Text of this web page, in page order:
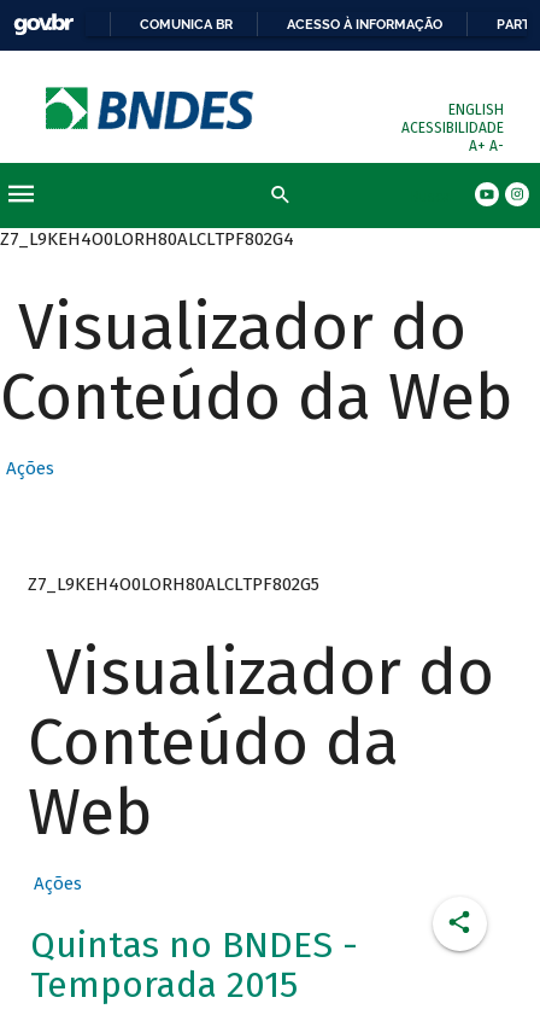
COMUNICA BR ACESSO À INFORMAÇÃO
ENGLISH
ACESSIBILIDADE
A+ A-
Z7_L9KEH4O0LORH80ALCLTPF802G4
Visualizador do
Conteúdo da Web
Ações
Z7_L9KEH4O0LORH80ALCLTPF802G5
Visualizador do
Conteúdo da
Web
Ações
Quintas no BNDES -
Temporada 2015